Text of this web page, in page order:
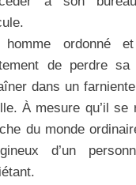
homme ordonné
de perdre
dans un
À mesure qu’il
du monde
d’un